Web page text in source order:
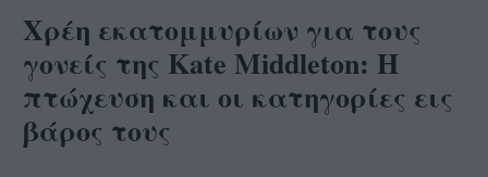
Χρέη εκατομμυρίων για τους
γονείς της Kate Middleton: Η
πτώχευση και οι κατηγορίες εις
βάρος τους